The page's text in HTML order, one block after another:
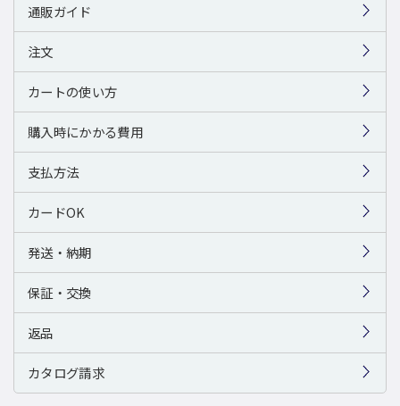
通販ガイド
注文
カートの使い方
購入時にかかる費用
支払方法
カードOK
発送・納期
保証・交換
返品
カタログ請求